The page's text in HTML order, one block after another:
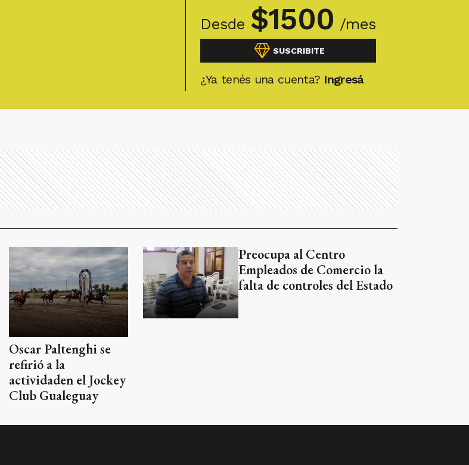
Desde $1500 /mes
SUSCRIBITE
¿Ya tenés una cuenta? Ingresá
Oscar Paltenghi se
refirió a la
actividaden el Jockey
Club Gualeguay
Preocupa al Centro
Empleados de Comercio la
falta de controles del Estado